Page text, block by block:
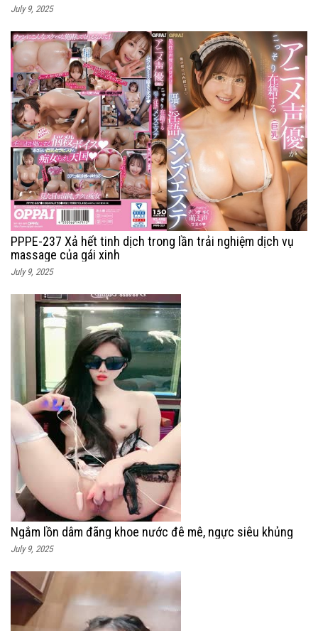
July 9, 2025
PPPE-237 Xả hết tinh dịch trong lần trải nghiệm dịch vụ
massage của gái xinh
July 9, 2025
Ngắm lồn dâm đãng khoe nước đê mê, ngực siêu khủng
July 9, 2025